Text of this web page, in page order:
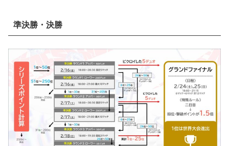
準決勝・決勝